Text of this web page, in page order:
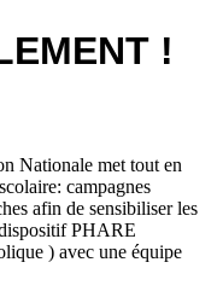
!
Nationale met tout en
campagnes
afin de sensibiliser les
PHARE
) avec une équipe